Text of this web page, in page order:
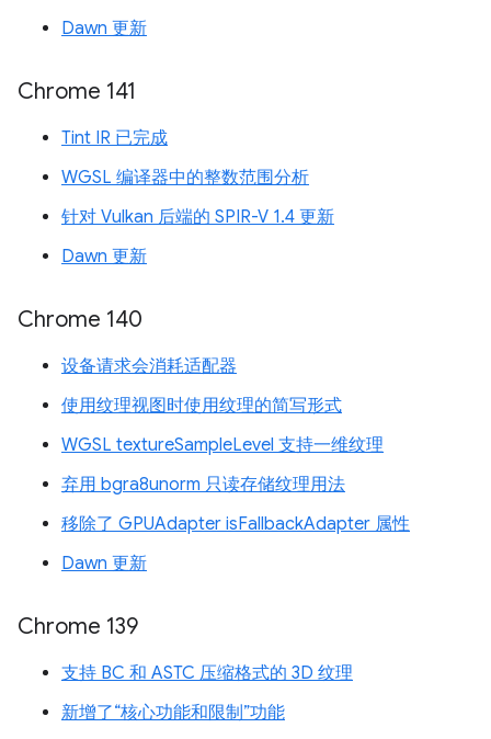
Dawn 更新
Chrome 141
Tint IR 已完成
WGSL 编译器中的整数范围分析
针对 Vulkan 后端的 SPIR-V 1.4 更新
Dawn 更新
Chrome 140
设备请求会消耗适配器
使用纹理视图时使用纹理的简写形式
WGSL textureSampleLevel 支持一维纹理
弃用 bgra8unorm 只读存储纹理用法
移除了 GPUAdapter isFallbackAdapter 属性
Dawn 更新
Chrome 139
支持 BC 和 ASTC 压缩格式的 3D 纹理
新增了“核心功能和限制”功能